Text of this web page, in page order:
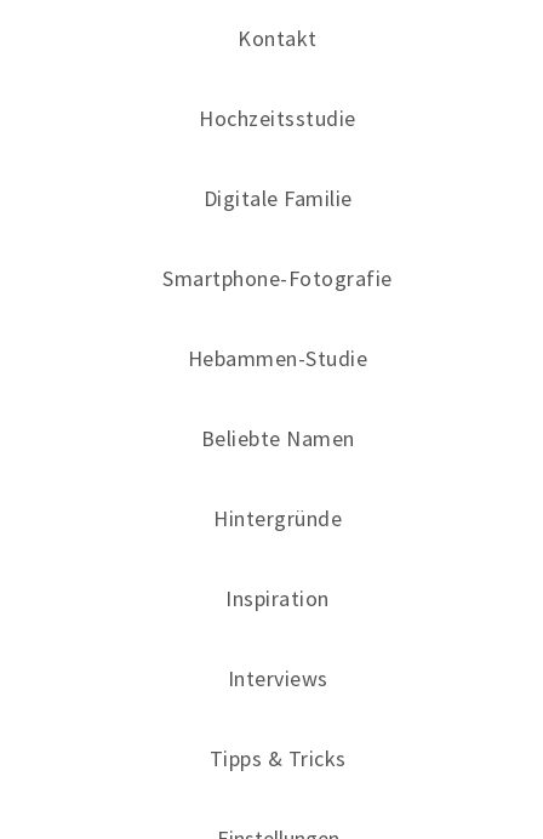
Kontakt
Hochzeitsstudie
Digitale Familie
Smartphone-Fotografie
Hebammen-Studie
Beliebte Namen
Hintergründe
Inspiration
Interviews
Tipps & Tricks